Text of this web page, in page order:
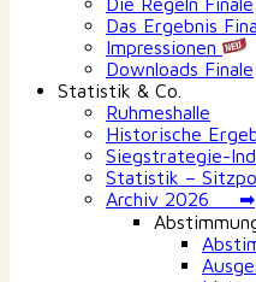
Das Ergebnis
Impressionen
Downloads Finale
Statistik & Co.
Ruhmeshalle
Historische
Siegstrategie-
Statistik –
Archiv 2026 ➡